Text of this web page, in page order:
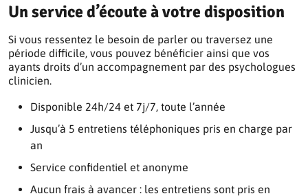
Un service d’écoute à votre disposition
Si vous ressentez le besoin de parler ou traversez une
période difficile, vous pouvez bénéficier ainsi que vos
ayants droits d’un accompagnement par des psychologues
clinicien.
Disponible 24h/24 et 7j/7, toute l’année
Jusqu’à 5 entretiens téléphoniques pris en charge par
an
Service confidentiel et anonyme
Aucun frais à avancer : les entretiens sont pris en